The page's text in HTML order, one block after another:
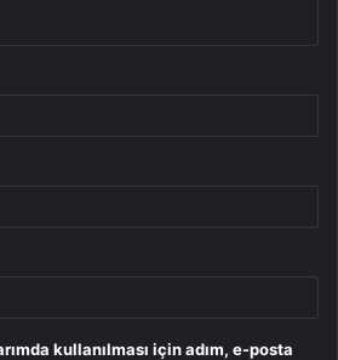
kullanılması için adım, e-posta